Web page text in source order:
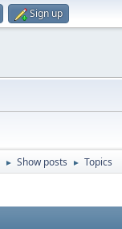
Sign up
► Show posts ► Topics